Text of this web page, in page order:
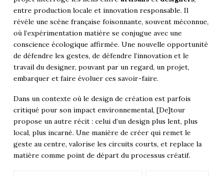
entre production locale et innovation responsable. Il
révèle une scène française foisonnante, souvent méconnue,
où l’expérimentation matière se conjugue avec une
conscience écologique affirmée. Une nouvelle opportunité
de défendre les gestes, de défendre l’innovation et le
travail du designer, pouvant par un regard, un projet,
embarquer et faire évoluer ces savoir-faire.
Dans un contexte où le design de création est parfois
critiqué pour son impact environnemental, [De]tour
propose un autre récit : celui d’un design plus lent, plus
local, plus incarné. Une manière de créer qui remet le
geste au centre, valorise les circuits courts, et replace la
matière comme point de départ du processus créatif.